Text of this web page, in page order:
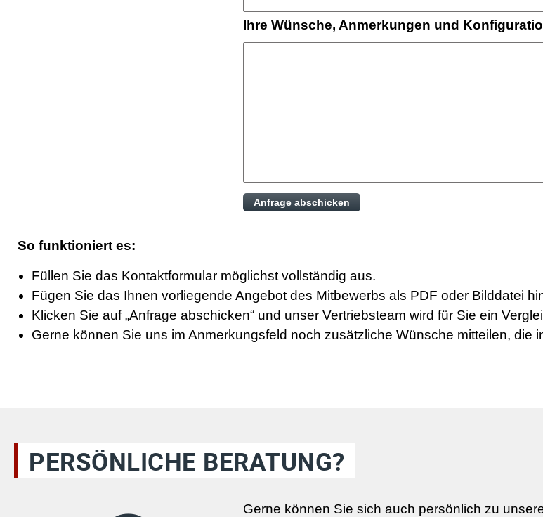
Ihre Wünsche, Anmerkungen und
So funktioniert es:
Füllen Sie das Kontaktformular möglichst vollständig aus.
Fügen Sie das Ihnen vorliegende Angebot des Mitbewerbs als PDF oder Bilddatei
Klicken Sie auf „Anfrage abschicken“ und unser Vertriebsteam wird für Sie ein
Gerne können Sie uns im Anmerkungsfeld noch zusätzliche Wünsche mitteilen,
PERSÖNLICHE BERATUNG?
Gerne können Sie sich auch persönlich zu